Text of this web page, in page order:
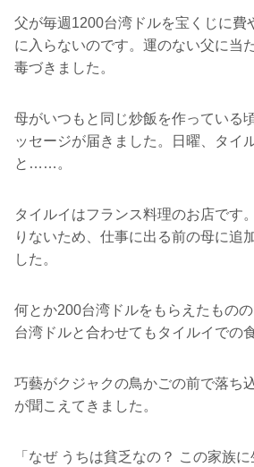
父が毎週1200台湾ドルを宝くじに費
に入らないのです。運のない父に当
毒づきました。
母がいつもと同じ炒飯を作っている
ッセージが届きました。日曜、タイ
と……。
タイルイはフランス料理のお店です
りないため、仕事に出る前の母に追
した。
何とか200台湾ドルをもらえたもの
台湾ドルと合わせてもタイルイでの
巧藝がクジャクの鳥かごの前で落ち
が聞こえてきました。
「なぜ うちは貧乏なの？ この家族